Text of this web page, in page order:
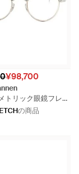
¥98,700
トリック眼鏡フレー
ラルの商品